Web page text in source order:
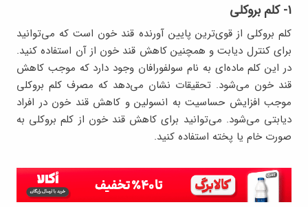
۱- کلم بروکلی
کلم بروکلی از قوی‌ترین پایین آورنده قند خون است که می‌توانید
برای کنترل دیابت و همچنین کاهش قند خون از آن استفاده کنید.
در این کلم ماده‌ای به نام سولفورافان وجود دارد که موجب کاهش
قند خون می‌شود. تحقیقات نشان می‌دهد که مصرف کلم بروکلی
موجب افزایش حساسیت به انسولین و کاهش قند خون در افراد
دیابتی می‌شود. می‌توانید برای کاهش قند خون از کلم بروکلی به
صورت خام یا پخته استفاده کنید.